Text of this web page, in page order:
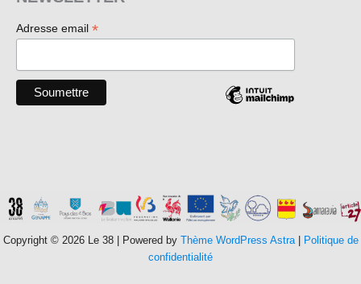
Adresse email *
Copyright © 2026 Le 38 | Powered by Thème WordPress Astra|
Politique de
confidentialité